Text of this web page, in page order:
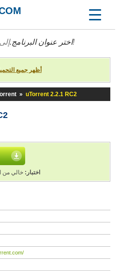
اختر عنوان البرنامج.إلى أسفل إلى النسخة التي تحب!
أظهر جميع
» uTorrent 2.2.1 RC2
اختبار: خالي من